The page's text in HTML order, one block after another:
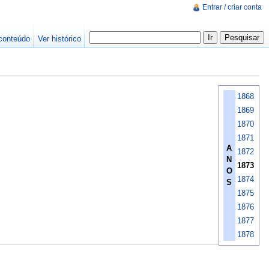
A
N
O
S
1868
1869
1870
1871
1872
1873
1874
1875
1876
1877
1878
Entrar / criar conta
Ver histórico